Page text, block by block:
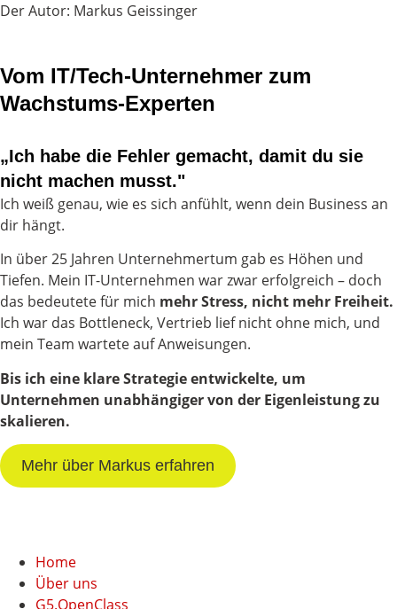
Der Autor: Markus Geissinger
Vom IT/Tech-Unternehmer zum
Wachstums-Experten
„Ich habe die Fehler gemacht, damit du sie
nicht machen musst."
Ich weiß genau, wie es sich anfühlt, wenn dein Business an
dir hängt.
In über 25 Jahren Unternehmertum gab es Höhen und
Tiefen. Mein IT-Unternehmen war zwar erfolgreich – doch
das bedeutete für mich mehr Stress, nicht mehr Freiheit.
Ich war das Bottleneck, Vertrieb lief nicht ohne mich, und
mein Team wartete auf Anweisungen.
Bis ich eine klare Strategie entwickelte, um
Unternehmen unabhängiger von der Eigenleistung zu
skalieren.
Mehr über Markus erfahren
Home
Über uns
G5.OpenClass